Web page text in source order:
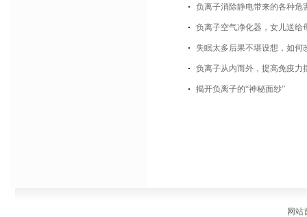
负离子消除静电带来的各种危
负离子空气净化器，女儿送给
失眠太多后果不堪设想，如何
负离子从内而外，提高免疫力
揭开负离子的“神秘面纱”
网站